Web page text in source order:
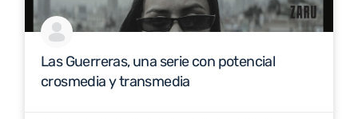
Las Guerreras, una serie con potencial
crosmedia y transmedia